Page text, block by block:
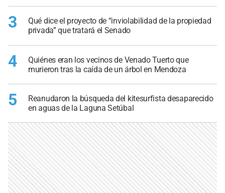
3
Qué dice el proyecto de “inviolabilidad de la propiedad
privada” que tratará el Senado
4
Quiénes eran los vecinos de Venado Tuerto que
murieron tras la caída de un árbol en Mendoza
5
Reanudaron la búsqueda del kitesurfista desaparecido
en aguas de la Laguna Setúbal